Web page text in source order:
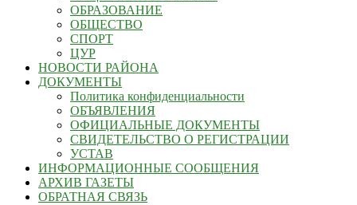
ОБРАЗОВАНИЕ
ОБЩЕСТВО
СПОРТ
ЦУР
НОВОСТИ РАЙОНА
ДОКУМЕНТЫ
Политика конфиденциальности
ОБЪЯВЛЕНИЯ
ОФИЦИАЛЬНЫЕ ДОКУМЕНТЫ
СВИДЕТЕЛЬСТВО О РЕГИСТРАЦИИ
УСТАВ
ИНФОРМАЦИОННЫЕ СООБЩЕНИЯ
АРХИВ ГАЗЕТЫ
ОБРАТНАЯ СВЯЗЬ